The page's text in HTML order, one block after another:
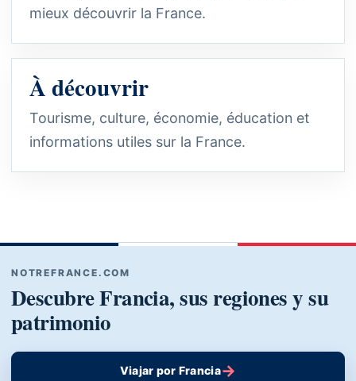
mieux découvrir la France.
À découvrir
Tourisme, culture, économie, éducation et
informations utiles sur la France.
NOTREFRANCE.COM
Descubre Francia, sus regiones y su
patrimonio
Viajar por Francia→